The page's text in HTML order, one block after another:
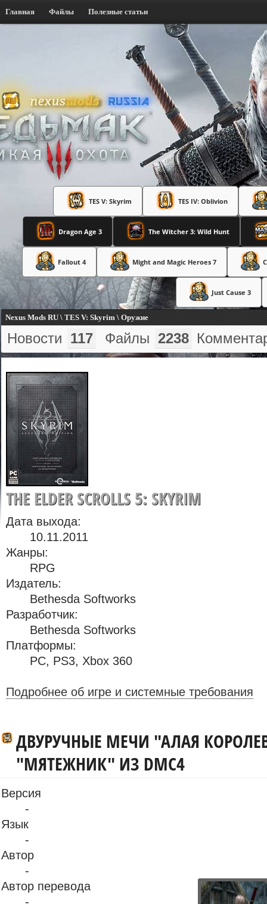
Главная Файлы Полезные статьи
TES V: Skyrim TES IV: Oblivion
Dragon Age 3 The Witcher 3: Wild Hunt
Fallout 4 Might and Magic Heroes 7
Just Cause 3
Nexus Mods RU \ TES V: Skyrim \ Оружие
Новости 117 Файлы 2238
THE ELDER SCROLLS 5: SKYRIM
Дата выхода:
10.11.2011
Жанры:
RPG
Издатель:
Bethesda Softworks
Разработчик:
Bethesda Softworks
Платформы:
PC, PS3, Xbox 360
Подробнее об игре и системные требования
ДВУРУЧНЫЕ МЕЧИ "АЛАЯ
"МЯТЕЖНИК" ИЗ DMC4
Версия
-
Язык
-
Автор
-
Автор перевода